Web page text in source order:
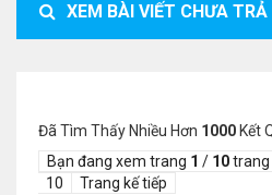
XEM BÀI VIẾT CHƯA TRẢ
Đã Tìm Thấy Nhiều Hơn 1000 Kết
Bạn đang xem trang 1 / 10trang
10
Trang kế tiếp